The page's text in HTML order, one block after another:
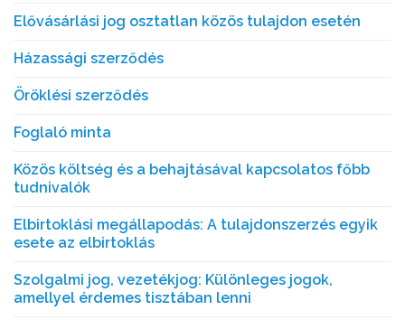
Elővásárlási jog osztatlan közös tulajdon esetén
Házassági szerződés
Öröklési szerződés
Foglaló minta
Közös költség és a behajtásával kapcsolatos főbb
tudnivalók
Elbirtoklási megállapodás: A tulajdonszerzés egyik
esete az elbirtoklás
Szolgalmi jog, vezetékjog: Különleges jogok,
amellyel érdemes tisztában lenni